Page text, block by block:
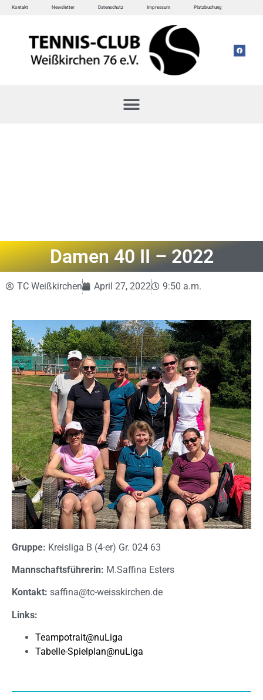
Kontakt Newsletter Datenschutz Impressum Platzbuchung
Damen 40 II – 2022
TC Weißkirchen April 27, 2022 9:50 a.m.
Gruppe: Kreisliga B (4-er) Gr. 024 63
Mannschaftsführerin: M.Saffina Esters
Kontakt: saffina@tc-weisskirchen.de
Links:
Teampotrait@nuLiga
Tabelle-Spielplan@nuLiga